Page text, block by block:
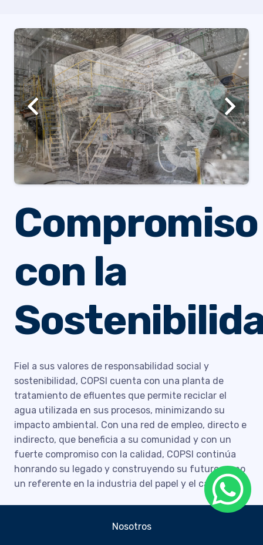
Compromiso
con la
Fiel a sus valores de responsabilidad social y
sostenibilidad, COPSI cuenta con una planta de
tratamiento de efluentes que permite reciclar el
agua utilizada en sus procesos, minimizando su
impacto ambiental. Con una red de empleo, directo e
indirecto, que beneficia a su comunidad y con un
fuerte compromiso con la calidad, COPSI continúa
honrando su legado y construyendo su futuro como
un referente en la industria del papel y el cartón.
Nosotros